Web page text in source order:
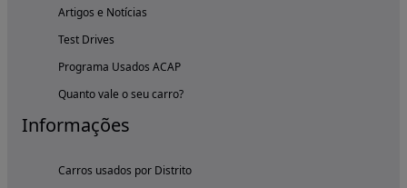
Artigos e Notícias
Test Drives
Programa Usados ACAP
Quanto vale o seu carro?
Informações
Carros usados por Distrito